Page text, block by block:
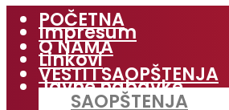
Impresum
Linkovi
Javne nabavke
POČETNA
O NAMA
VESTI I SAOPŠTENJA
SAOPŠTENJA